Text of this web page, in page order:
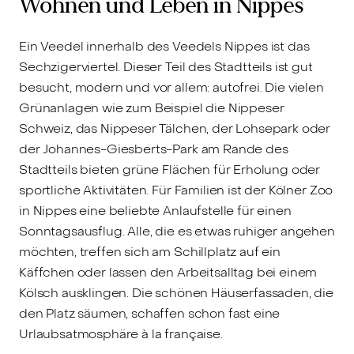
Kapitalanleger
Ein Veedel innerhalb des Veedels Nippes ist das
Sechzigerviertel. Dieser Teil des Stadtteils ist gut
besucht, modern und vor allem: autofrei. Die vielen
Grünanlagen wie zum Beispiel die Nippeser
Schweiz, das Nippeser Tälchen, der Lohsepark oder
der Johannes-Giesberts-Park am Rande des
Stadtteils bieten grüne Flächen für Erholung oder
sportliche Aktivitäten. Für Familien ist der Kölner Zoo
in Nippes eine beliebte Anlaufstelle für einen
Sonntagsausflug. Alle, die es etwas ruhiger angehen
möchten, treffen sich am Schillplatz auf ein
Käffchen oder lassen den Arbeitsalltag bei einem
Kölsch ausklingen. Die schönen Häuserfassaden, die
den Platz säumen, schaffen schon fast eine
Urlaubsatmosphäre à la française.